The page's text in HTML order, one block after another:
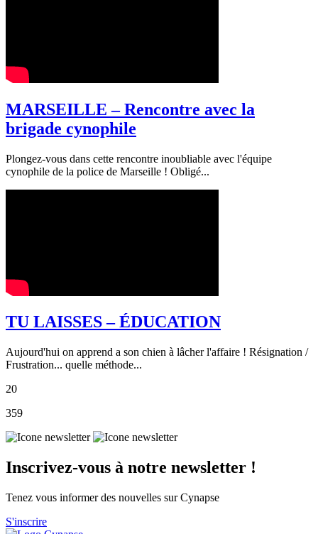
MARSEILLE – Rencontre avec la
brigade cynophile
Plongez-vous dans cette rencontre inoubliable avec l'équipe
cynophile de la police de Marseille ! Obligé...
TU LAISSES – ÉDUCATION
Aujourd'hui on apprend a son chien à lâcher l'affaire ! Résignation /
Frustration... quelle méthode...
20
359
Inscrivez-vous à notre newsletter !
Tenez vous informer des nouvelles sur Cynapse
S'inscrire